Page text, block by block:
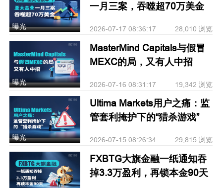
曝光
一月三案，吞噬超70万美金
2026-07-17 08:36:17 28,010 浏览
曝光
MasterMind Capitals与假冒
MEXC的局，又有人中招
2026-07-16 08:31:17 19,342 浏览
曝光
Ultima Markets用户之痛：监
管套利掩护下的“猎杀游戏”
2026-07-15 08:26:34 29,815 浏览
FXBTG大旗金融一纸通知吞
掉3.3万盈利，再锁本金90天